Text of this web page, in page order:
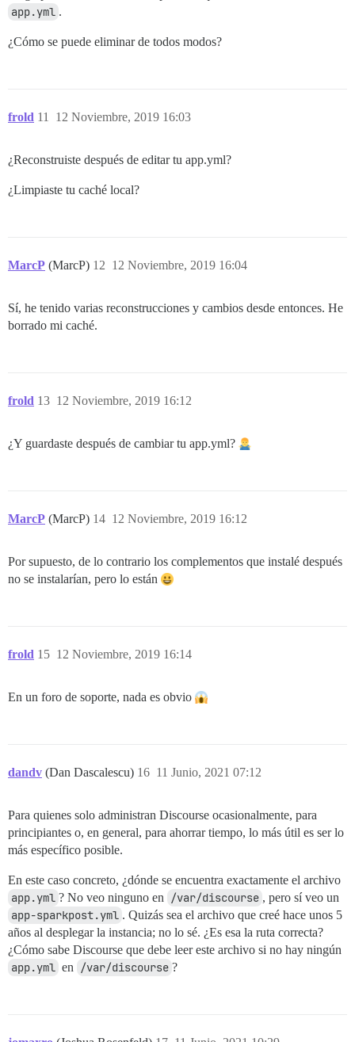
app.yml .
¿Cómo se puede eliminar de todos modos?
frold 12 Noviembre, 2019 16:03
11
¿Reconstruiste después de editar tu app.yml?
¿Limpiaste tu caché local?
MarcP (MarcP) 12 Noviembre, 2019 16:04
12
Sí, he tenido varias reconstrucciones y cambios desde entonces. He
borrado mi caché.
frold 12 Noviembre, 2019 16:12
13
¿Y guardaste después de cambiar tu app.yml?
MarcP (MarcP) 12 Noviembre, 2019 16:12
14
Por supuesto, de lo contrario los complementos que instalé después
no se instalarían, pero lo están
frold 12 Noviembre, 2019 16:14
15
En un foro de soporte, nada es obvio
dandv (Dan Dascalescu) 11 Junio, 2021 07:12
16
Para quienes solo administran Discourse ocasionalmente, para
principiantes o, en general, para ahorrar tiempo, lo más útil es ser lo
más específico posible.
En este caso concreto, ¿dónde se encuentra exactamente el archivo
app.yml ? No veo ninguno en /var/discourse , pero sí veo un
app-sparkpost.yml . Quizás sea el archivo que creé hace unos 5
años al desplegar la instancia; no lo sé. ¿Es esa la ruta correcta?
¿Cómo sabe Discourse que debe leer este archivo si no hay ningún
app.yml en /var/discourse ?